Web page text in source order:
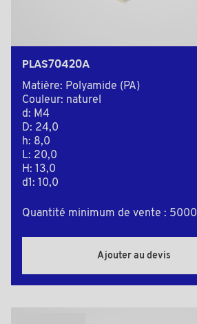
PLAS70420A
Matière: Polyamide (PA)
Couleur: naturel
d: M4
D: 24,0
h: 8,0
L: 20,0
H: 13,0
d1: 10,0
Quantité minimum de vente : 5000
Ajouter au devis